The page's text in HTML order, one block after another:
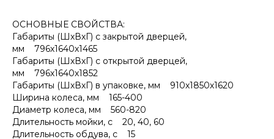
ОСНОВНЫЕ СВОЙСТВА:
Габариты (ШхВхГ) с закрытой дверцей,
мм 796х1640х1465
Габариты (ШхВхГ) с открытой дверцей,
мм 796х1640х1852
Габариты (ШхВхГ) в упаковке, мм 910х1850х1620
Ширина колеса, мм 165-400
Диаметр колеса, мм 560-820
Длительность мойки, с 20, 40, 60
Длительность обдува, с 15